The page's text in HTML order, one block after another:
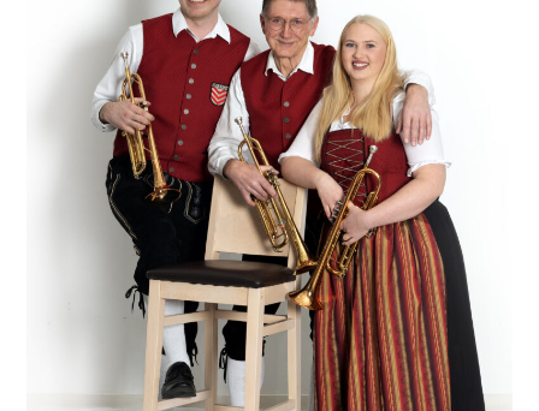
Immer für eine laute Überraschung gut! Unser
Trompetenregister, bestehend aus Lukas, Hansjörg
und Eileen (von links), ist definitiv nicht zu überhören
– wenn sie spielen, wird’s ab und zu richtig laut. Und
das ist auch gut so, denn ohne die kraftvollen
Signale und Solostellen unserer Trompeten wären die
Musikstücke ganz schön langweilig und so mancher
Musiker aus unserem Haufen auch desorientiert.